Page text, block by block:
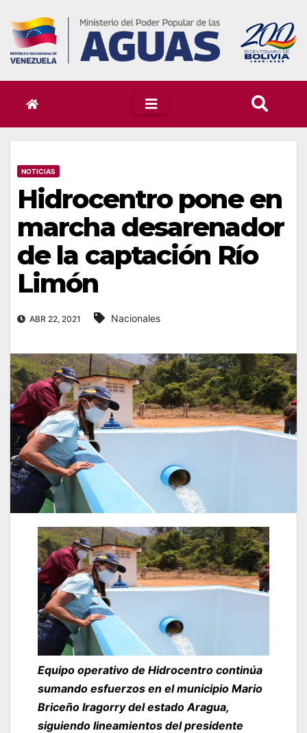
content
NOTICIAS
Hidrocentro pone en
marcha desarenador
de la captación Río
Limón
ABR 22, 2021 Nacionales
Equipo operativo de Hidrocentro continúa
sumando esfuerzos en el municipio Mario
Briceño Iragorry del estado Aragua,
siguiendo lineamientos del presidente